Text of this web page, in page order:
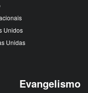
Unidos
Unidas
Evangelismo